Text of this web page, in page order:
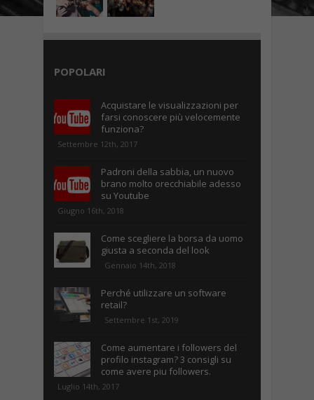
POPOLARI
Acquistare le visualizzazioni per
farsi conoscere più velocemente
funziona?
Settembre 12th, 2017
Padroni della sabbia, un nuovo
brano molto orecchiabile adesso
su Youtube
Giugno 16th, 2018
Come scegliere la borsa da uomo
giusta a seconda del look
Gennaio 14th, 2018
Perché utilizzare un software
retail?
Settembre 1st, 2019
Come aumentare i followers del
profilo instagram? 3 consigli su
come avere piu followers.
Luglio 14th, 2017